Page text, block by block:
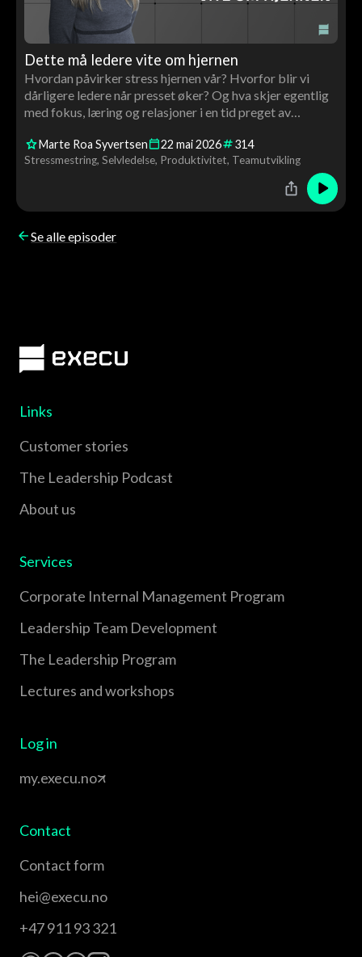
Dette må ledere vite om hjernen
Hvordan påvirker stress hjernen vår? Hvorfor blir vi
dårligere ledere når presset øker? Og hva skjer egentlig
med fokus, læring og relasjoner i en tid preget av
Tor Åge nevrolog og hjerneforsker Marte Roa Syvertsen
til en samtale om hjernen, ledelse og menneskelig
Marte Roa Syvertsen 22 mai2026 314
Stressmestring Selvledelse Produktivitet Teamutvikling
Se alle episoder
Links
Customer stories
The Leadership Podcast
About us
Services
Corporate Internal Management Program
Leadership Team Development
The Leadership Program
Lectures and workshops
Log in
my.execu.no
Contact
Contact form
hei@execu.no
+47 911 93 321